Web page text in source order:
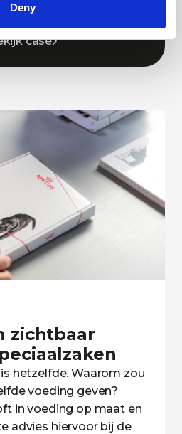
Deny
case
zichtbaar
hetzelfde. Waarom zou
voeding geven?
in voeding op maat en
advies hiervoor bij de